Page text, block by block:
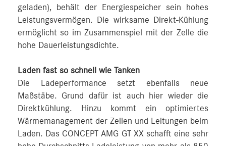
geladen), behält der Energiespeicher sein hohes
Leistungsvermögen. Die wirksame Direkt-Kühlung
ermöglicht so im Zusammenspiel mit der Zelle die
hohe Dauerleistungsdichte.
Laden fast so schnell wie Tanken
Die Ladeperformance setzt ebenfalls neue
Maßstäbe. Grund dafür ist auch hier wieder die
Direktkühlung. Hinzu kommt ein optimiertes
Wärmemanagement der Zellen und Leitungen beim
Laden. Das CONCEPT AMG GT XX schafft eine sehr